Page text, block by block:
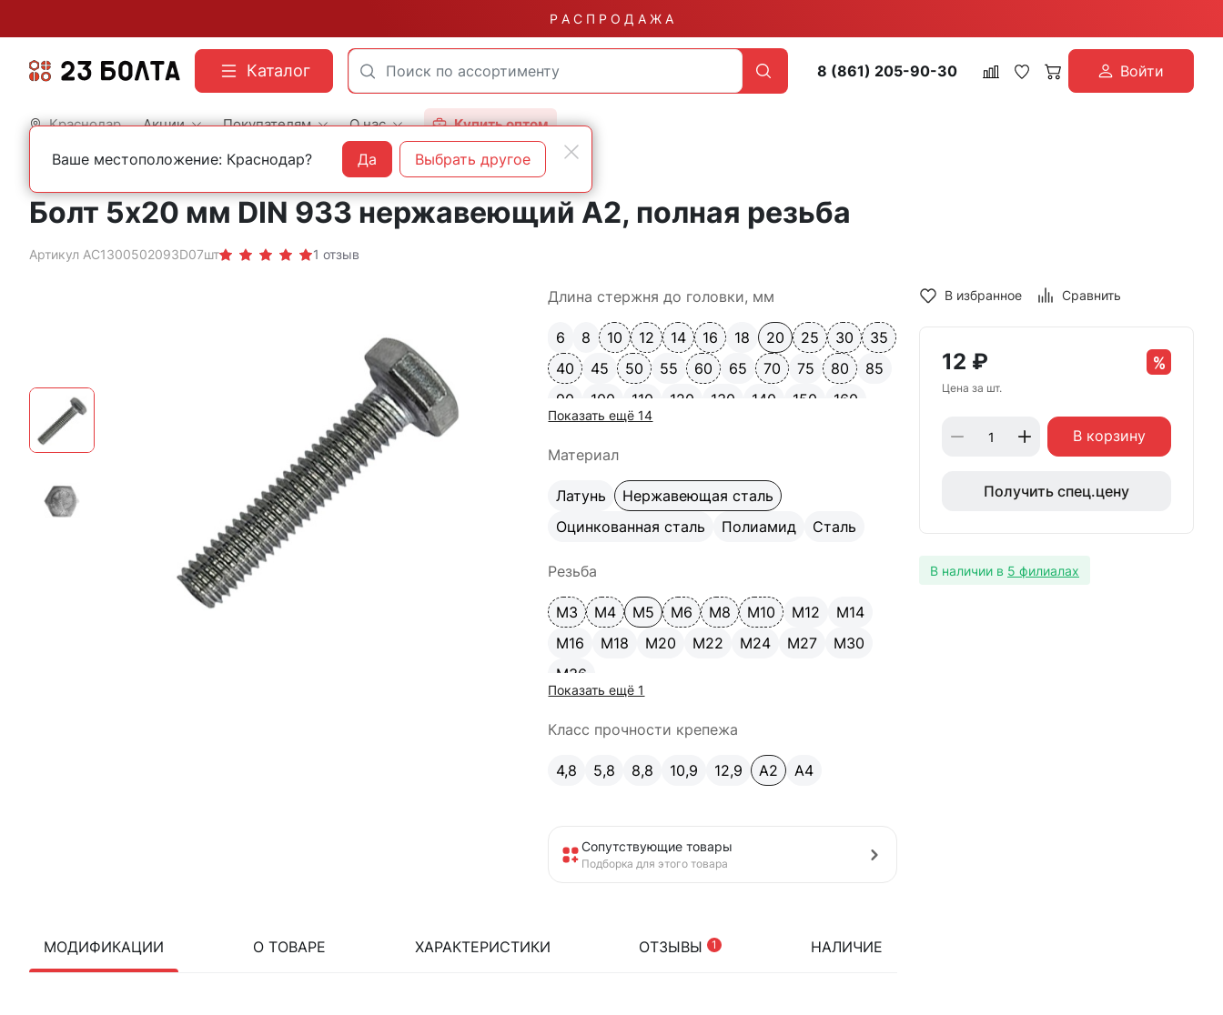
Р А С П Р О Д А Ж А
Каталог 8 (861) 205-90-30 Войти
Краснодар Акции Покупателям О нас Купить оптом
Главная Строительный крепеж Нержавеющий крепеж Болты DIN 933 шестигранные А2
Болт 5х20 мм DIN 933 нержавеющий А2, полная резьба
Артикул АС1300502093D07шт 1 отзыв
Длина стержня до головки, мм
6 8 10 12 14 16 18 20 25 30
35
40
45 50 55 60 65 70 75 80
85
90
100 110 120 130 140 150
160
Показать ещё 14
Материал
Латунь
Нержавеющая сталь
Оцинкованная сталь
Полиамид Сталь
Резьба
М3 М4 М5 М6 М8 М10 М12
М14
М16
М18 М20 М22 М24 М27
М30
М36
Показать ещё 1
Класс прочности крепежа
4,8 5,8 8,8 10,9 12,9 A2 А4
Сопутствующие товары
Подборка для этого товара
МОДИФИКАЦИИ О ТОВАРЕ ХАРАКТЕРИСТИКИ ОТЗЫВЫ 1 НАЛИЧИЕ
В избранное Сравнить
12 ₽
Цена за шт.
В корзину
Получить спец.цену
В наличии в 5 филиалах
Ваше местоположение: Краснодар? Да Выбрать другое